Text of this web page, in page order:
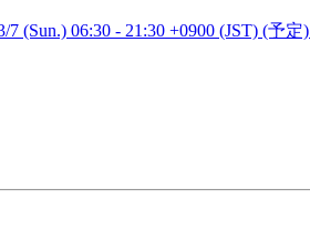
(Sun.) 06:30 - 21:30 +0900 (JST) (予定)